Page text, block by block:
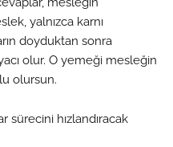
yalnızca karnı
doyduktan sonra
olur. O yemeği mesleğin
olursun.
sürecini hızlandıracak